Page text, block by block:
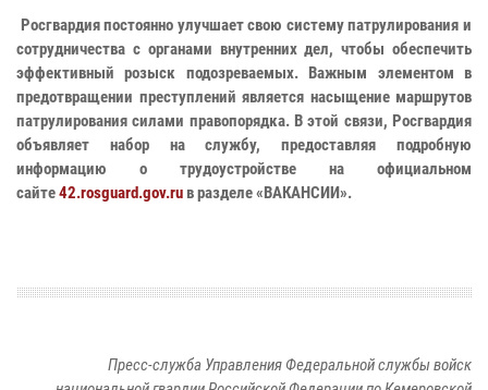
Росгвардия постоянно улучшает свою систему патрулирования и
сотрудничества с органами внутренних дел, чтобы обеспечить
эффективный розыск подозреваемых. Важным элементом в
предотвращении преступлений является насыщение маршрутов
патрулирования силами правопорядка. В этой связи, Росгвардия
объявляет набор на службу, предоставляя подробную
информацию о трудоустройстве на официальном
сайте42.rosguard.gov.ru в разделе «ВАКАНСИИ».
Пресс-служба Управления Федеральной службы войск